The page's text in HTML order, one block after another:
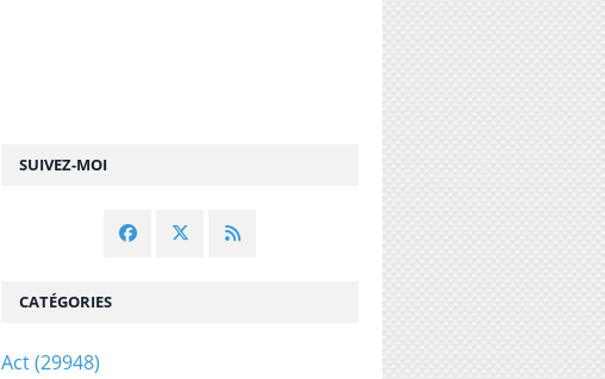
SUIVEZ-MOI
CATÉGORIES
Act(29948)